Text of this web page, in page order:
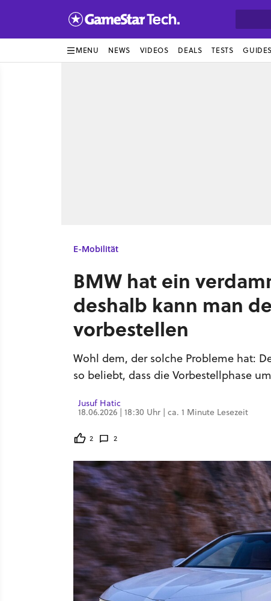
MENU NEWS VIDEOS DEALS TESTS GUIDES
E-Mobilität
BMW hat ein
deshalb kann man
vorbestellen
Wohl dem, der solche Probleme hat:
so beliebt, dass die Vorbestellphase
Jusuf Hatic
18.06.2026 | 18:30 Uhr | ca. 1 Minute Lesezeit
2 2